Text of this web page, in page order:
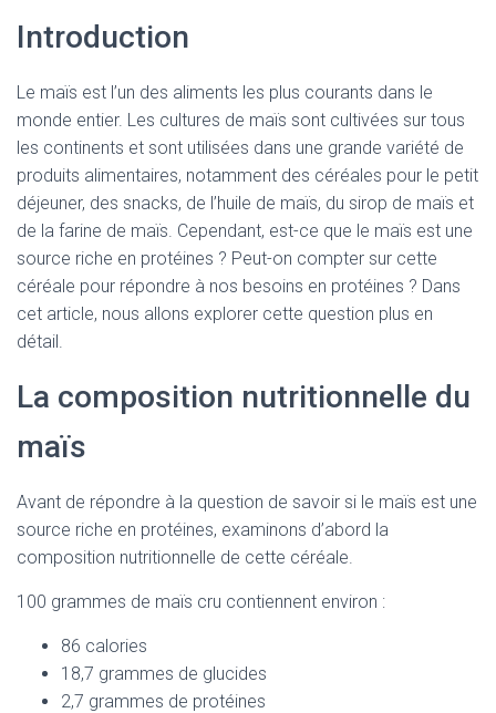
Introduction
Le maïs est l’un des aliments les plus courants dans le
monde entier. Les cultures de maïs sont cultivées sur tous
les continents et sont utilisées dans une grande variété de
produits alimentaires, notamment des céréales pour le petit
déjeuner, des snacks, de l’huile de maïs, du sirop de maïs et
de la farine de maïs. Cependant, est-ce que le maïs est une
source riche en protéines ? Peut-on compter sur cette
céréale pour répondre à nos besoins en protéines ? Dans
cet article, nous allons explorer cette question plus en
détail.
La composition nutritionnelle du
maïs
Avant de répondre à la question de savoir si le maïs est une
source riche en protéines, examinons d’abord la
composition nutritionnelle de cette céréale.
100 grammes de maïs cru contiennent environ :
86 calories
18,7 grammes de glucides
2,7 grammes de protéines